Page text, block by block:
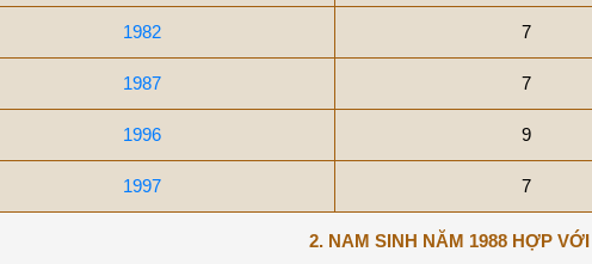
1982 7
1987 7
1996 9
1997 7
2. NAM SINH NĂM 1988 HỢP